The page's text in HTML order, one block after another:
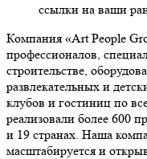
ссылки на ваши
Компания «Art People
профессионалов,
строительстве,
развлекательных и
клубов и гостиниц по
реализовали более 600
и 19 странах. Наша
масштабируется и